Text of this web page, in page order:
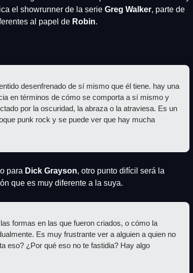
el showrunner de la serie Greg Walker, parte de
al papel de Robin.
desenfrenado de sí mismo que él tiene. hay una
en términos de cómo se comporta a sí mismo y
por la oscuridad, la abraza o la atraviesa. Es un
punk rock y se puede ver que hay mucha
para Dick Grayson, otro punto difícil será la
que es muy diferente a la suya.
formas en las que fueron criados, o cómo la
Es muy frustrante ver a alguien a quien no
¿Por qué eso no te fastidia? Hay algo